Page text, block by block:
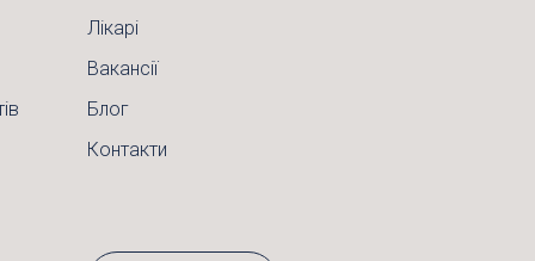
Лікарі
Вакансії
Блог
Контакти